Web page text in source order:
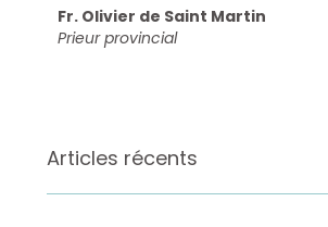
Fr. Olivier de Saint Martin
Prieur provincial
Articles récents